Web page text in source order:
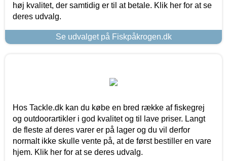
høj kvalitet, der samtidig er til at betale. Klik her for at se
deres udvalg.
Se udvalget på Fiskpåkrogen.dk
Hos Tackle.dk kan du købe en bred række af fiskegrej
og outdoorartikler i god kvalitet og til lave priser. Langt
de fleste af deres varer er på lager og du vil derfor
normalt ikke skulle vente på, at de først bestiller en vare
hjem. Klik her for at se deres udvalg.